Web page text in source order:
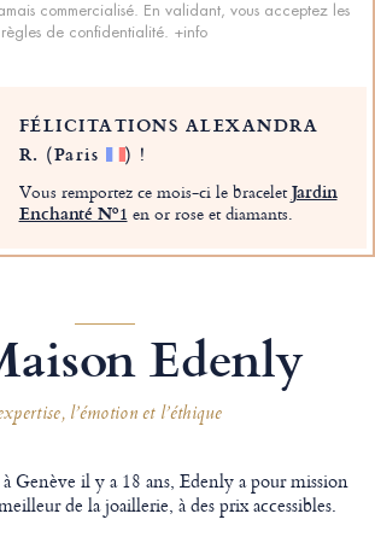
commercialisé. En validant, vous acceptez les
règles de confidentialité. +info
FÉLICITATIONS ALEXANDRA
R. (Paris ) !
Vous remportez ce mois-ci le braceletJardin
Enchanté Nº1 en or rose et diamants.
Edenly
l’émotion et l’éthique
Genève il y a 18 ans, Edenly a pour mission
de la joaillerie, à des prix accessibles.